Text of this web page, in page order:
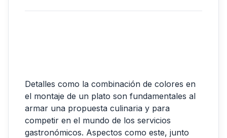
Detalles como la combinación de colores en
el montaje de un plato son fundamentales al
armar una propuesta culinaria y para
competir en el mundo de los servicios
gastronómicos. Aspectos como este, junto